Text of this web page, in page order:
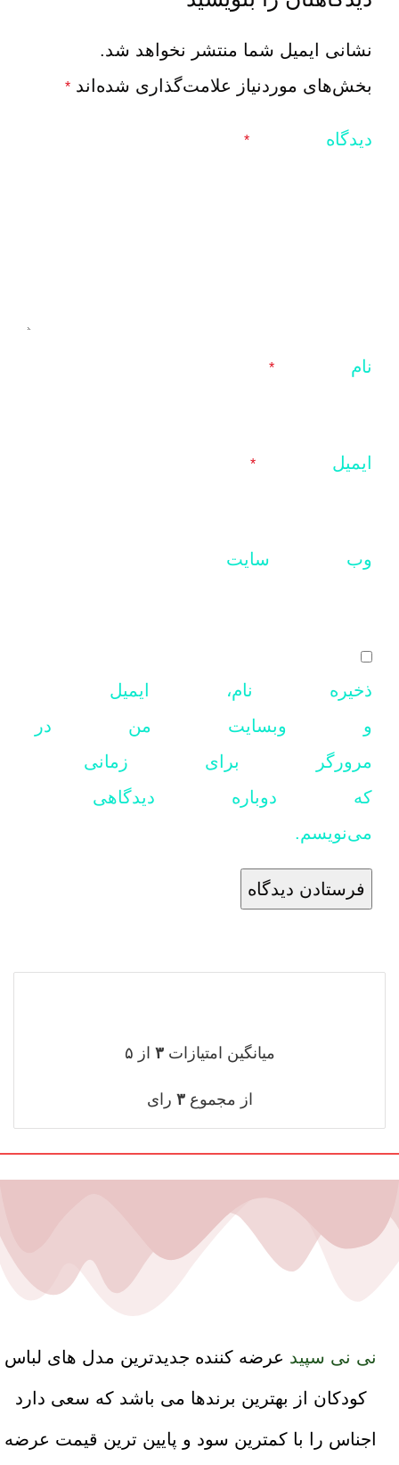
نشانی ایمیل شما منتشر نخواهد شد.
بخش‌های موردنیاز علامت‌گذاری شده‌اند *
دیدگاه *
نام *
ایمیل *
وب‌ سایت
ذخیره نام، ایمیل
و وبسایت من در
مرورگر برای زمانی
که دوباره دیدگاهی
می‌نویسم.
میانگین امتیازات۳ از ۵
از مجموع۳ رای
نی نی سپید عرضه کننده جدیدترین مدل های لباس
کودکان از بهترین برندها می باشد که سعی دارد
اجناس را با کمترین سود و پایین ترین قیمت عرضه